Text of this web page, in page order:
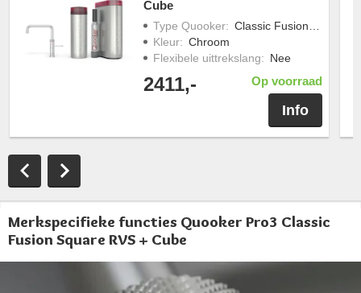
Cube
Type Quooker: Classic Fusion Square
Kleur: Chroom
Flexibele uittrekslang: Nee
2411,- Op voorraad
Info
Merkspecifieke functies Quooker Pro3 Classic
Fusion Square RVS + Cube